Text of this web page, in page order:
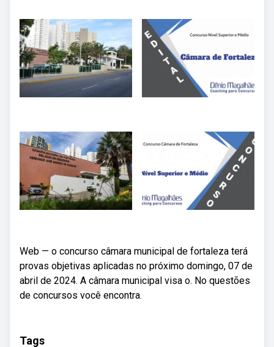
Web — o concurso câmara municipal de fortaleza terá
provas objetivas aplicadas no próximo domingo, 07 de
abril de 2024. A câmara municipal visa o. No questões
de concursos você encontra.
Tags